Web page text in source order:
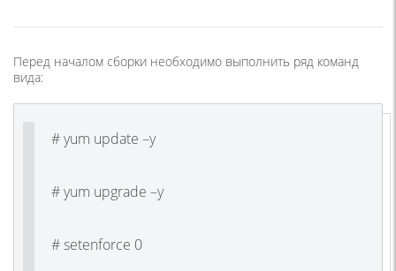
Перед началом сборки необходимо выполнить ряд команд
вида:
# yum update –y
# yum upgrade –y
# setenforce 0